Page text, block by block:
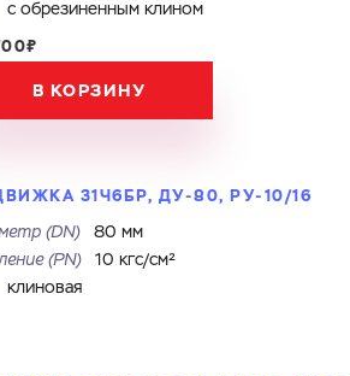
с обрезиненным клином
В КОРЗИНУ
31Ч6БР, ДУ-80, РУ-10/16
(DN)
80 мм
(PN)
10 кгс/см²
клиновая